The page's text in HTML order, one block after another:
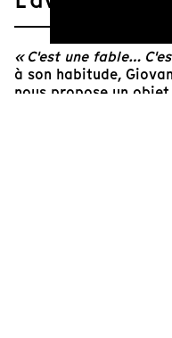
« C'est une fable…
à son habitude,
nous propose un